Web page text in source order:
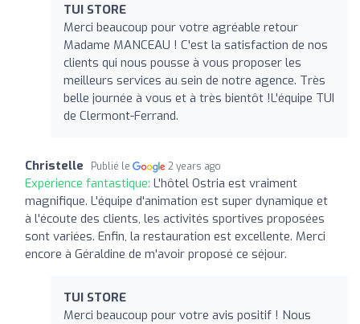
TUI STORE
Merci beaucoup pour votre agréable retour
Madame MANCEAU ! C'est la satisfaction de nos
clients qui nous pousse à vous proposer les
meilleurs services au sein de notre agence. Très
belle journée à vous et à très bientôt !L'équipe TUI
de Clermont-Ferrand.
Christelle Publié le 2 years ago
Expérience fantastique: L'hôtel Ostria est vraiment
magnifique. L'équipe d'animation est super dynamique et
à l'écoute des clients, les activités sportives proposées
sont variées. Enfin, la restauration est excellente. Merci
encore à Géraldine de m'avoir proposé ce séjour.
TUI STORE
Merci beaucoup pour votre avis positif ! Nous